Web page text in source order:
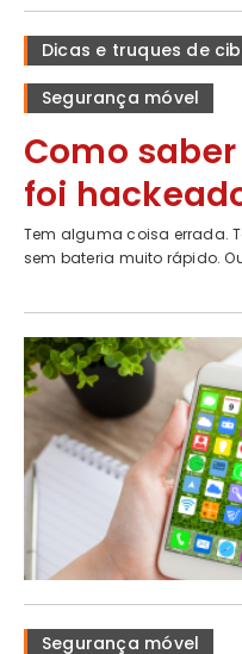
Dicas e truques de
Segurança móvel
Como
foi
Tem alguma coisa errada.
sem bateria muito rápido.
Segurança móvel